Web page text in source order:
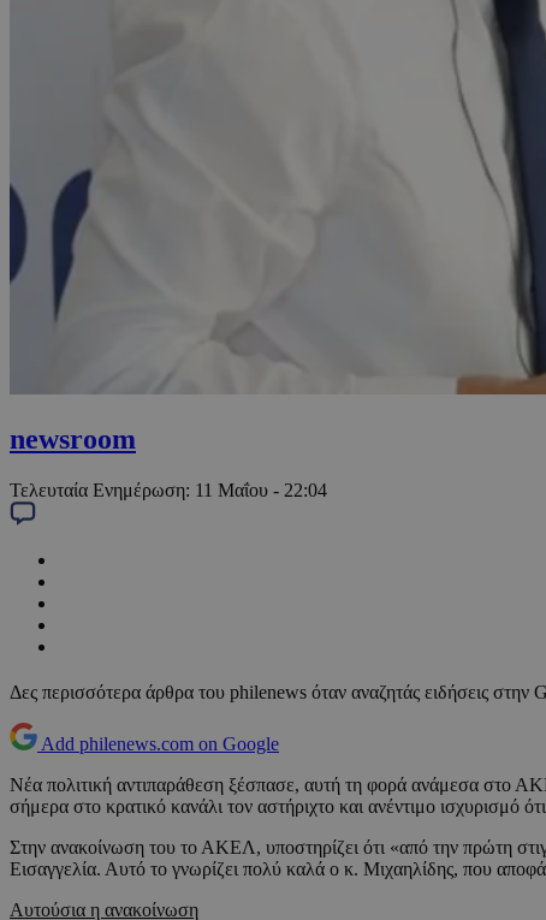
newsroom
Τελευταία Ενημέρωση: 11 Μαΐου - 22:04
Δες περισσότερα άρθρα του philenews όταν αναζητάς ειδήσεις στην
Add philenews.com on Google
Νέα πολιτική αντιπαράθεση ξέσπασε, αυτή τη φορά ανάμεσα στο
σήμερα στο κρατικό κανάλι τον αστήριχτο και ανέντιμο ισχυρισμό
Στην ανακοίνωση του το ΑΚΕΛ, υποστηρίζει ότι «από την πρώτη
Εισαγγελία. Αυτό το γνωρίζει πολύ καλά ο κ. Μιχαηλίδης, που
Αυτούσια η ανακοίνωση